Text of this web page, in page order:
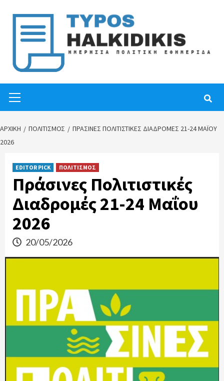
content
Menu
ΑΡΧΙΚΉ ΠΟΛΙΤΙΣΜΟΣ
ΠΡΆΣΙΝΕΣ ΠΟΛΙΤΙΣΤΙΚΈΣ ΔΙΑΔΡΟΜΈΣ 21-24 ΜΑΪ́ΟΥ
2026
EDITOR PICK ΠΟΛΙΤΙΣΜΟΣ
Πράσινες Πολιτιστικές
Διαδρομές 21-24 Μαΐου
2026
20/05/2026